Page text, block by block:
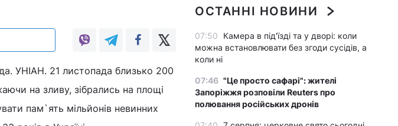
УНІАН. 21 листопада близько 200
на зливу, зібрались на площі
пам`ять мільйонів невинних
ОСТАННІ НОВИНИ
07:50
Камера в під'їзді та у дворі: коли
можна встановлювати без згоди сусідів, а
коли ні
07:46 "Це просто сафарі": жителі
Запоріжжя розповіли Reuters про
полювання російських дронів